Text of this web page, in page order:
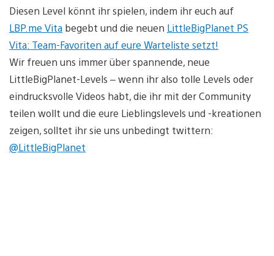
Diesen Level könnt ihr spielen, indem ihr euch auf
LBP.me Vita begebt und die neuen LittleBigPlanet PS
Vita: Team-Favoriten auf eure Warteliste setzt!
Wir freuen uns immer über spannende, neue
LittleBigPlanet-Levels – wenn ihr also tolle Levels oder
eindrucksvolle Videos habt, die ihr mit der Community
teilen wollt und die eure Lieblingslevels und -kreationen
zeigen, solltet ihr sie uns unbedingt twittern:
@LittleBigPlanet